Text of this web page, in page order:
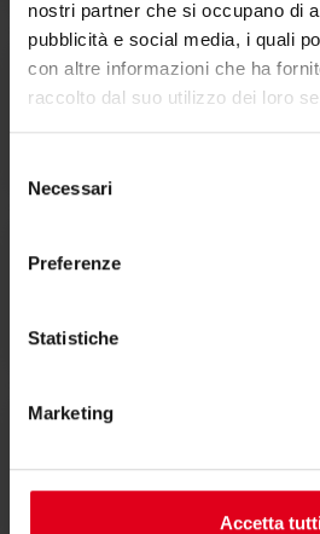
nostri partner che si occupano di
pubblicità e social media, i quali
con altre informazioni che ha
raccolto dal suo utilizzo dei loro
delNecessari
Preferenze
Statistiche
Marketing
Accetta
Scheda